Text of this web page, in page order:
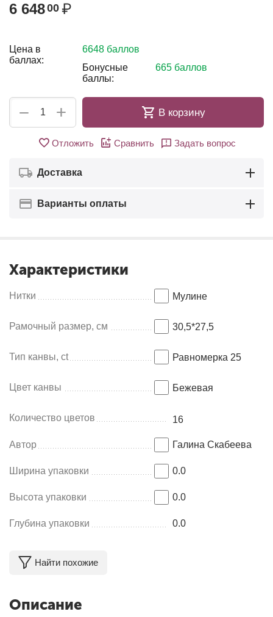
6 64800 ₽
Цена в
баллах:
6648 баллов
Бонусные
баллы:
665 баллов
+
− В корзину
Отложить Сравнить Задать вопрос
Доставка
Варианты оплаты
Характеристики
Нитки Мулинe
Рамочный размер, см 30,5*27,5
Тип канвы, ct Равномерка 25
Цвет канвы Бежевая
Количество цветов 16
Автор Галина Скабеева
Ширина упаковки 0.0
Высота упаковки 0.0
Глубина упаковки 0.0
Найти похожие
Описание